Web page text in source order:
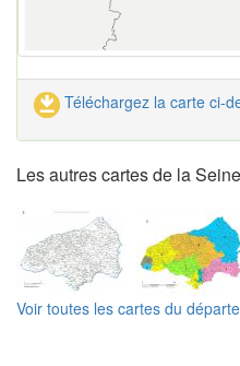
Téléchargez la carte ci-
Les autres cartes de la
Voir toutes les cartes du